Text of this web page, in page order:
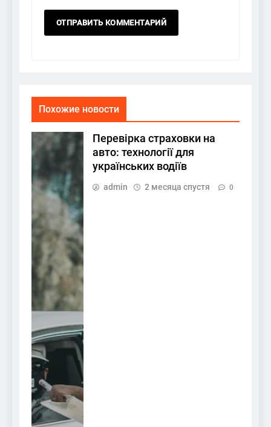
Похожие новости
Перевірка страховки на
авто: технології для
українських водіїв
admin 2 месяца спустя 0